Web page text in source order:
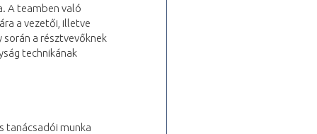
A teamben való
a vezetői, illetve
a résztvevőknek
technikának
tanácsadói munka